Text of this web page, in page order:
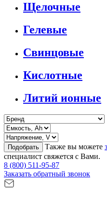
Щелочные
Гелевые
Свинцовые
Кислотные
Литий ионные
Подобрать Также вы можете
специалист свяжется с Вами.
8 (800) 511-95-87
Заказать обратный звонок